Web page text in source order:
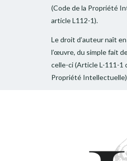
(Code de la Propriété
article L112-1).
Le droit d’auteur naît
l’œuvre, du simple fait
celle-ci (Article L-111-1
Propriété